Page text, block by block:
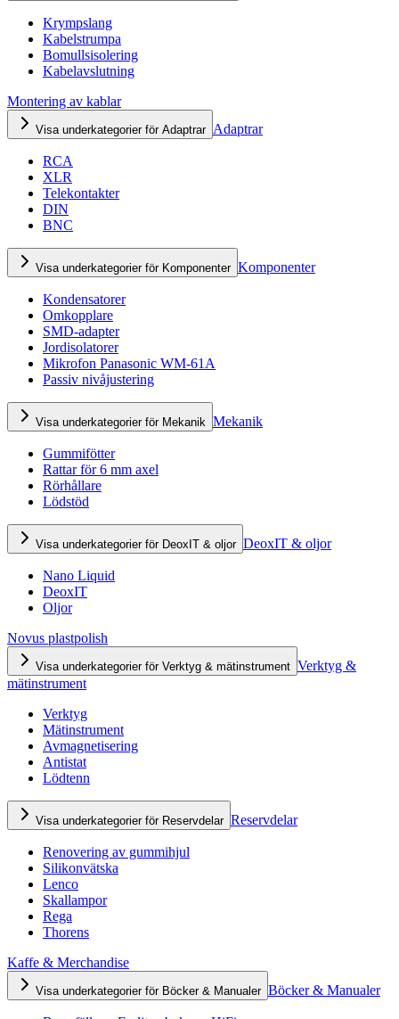
Krympslang
Kabelstrumpa
Bomullsisolering
Kabelavslutning
Montering av kablar
Visa underkategorier för Adaptrar Adaptrar
RCA
XLR
Telekontakter
DIN
BNC
Visa underkategorier för Komponenter Komponenter
Kondensatorer
Omkopplare
SMD-adapter
Jordisolatorer
Mikrofon Panasonic WM-61A
Passiv nivåjustering
Visa underkategorier för Mekanik Mekanik
Gummifötter
Rattar för 6 mm axel
Rörhållare
Lödstöd
Visa underkategorier för DeoxIT & oljor DeoxIT & oljor
Nano Liquid
DeoxIT
Oljor
Novus plastpolish
Visa underkategorier för Verktyg & mätinstrument Verktyg &
mätinstrument
Verktyg
Mätinstrument
Avmagnetisering
Antistat
Lödtenn
Visa underkategorier för Reservdelar Reservdelar
Renovering av gummihjul
Silikonvätska
Lenco
Skallampor
Rega
Thorens
Kaffe & Merchandise
Visa underkategorier för Böcker & Manualer Böcker & Manualer